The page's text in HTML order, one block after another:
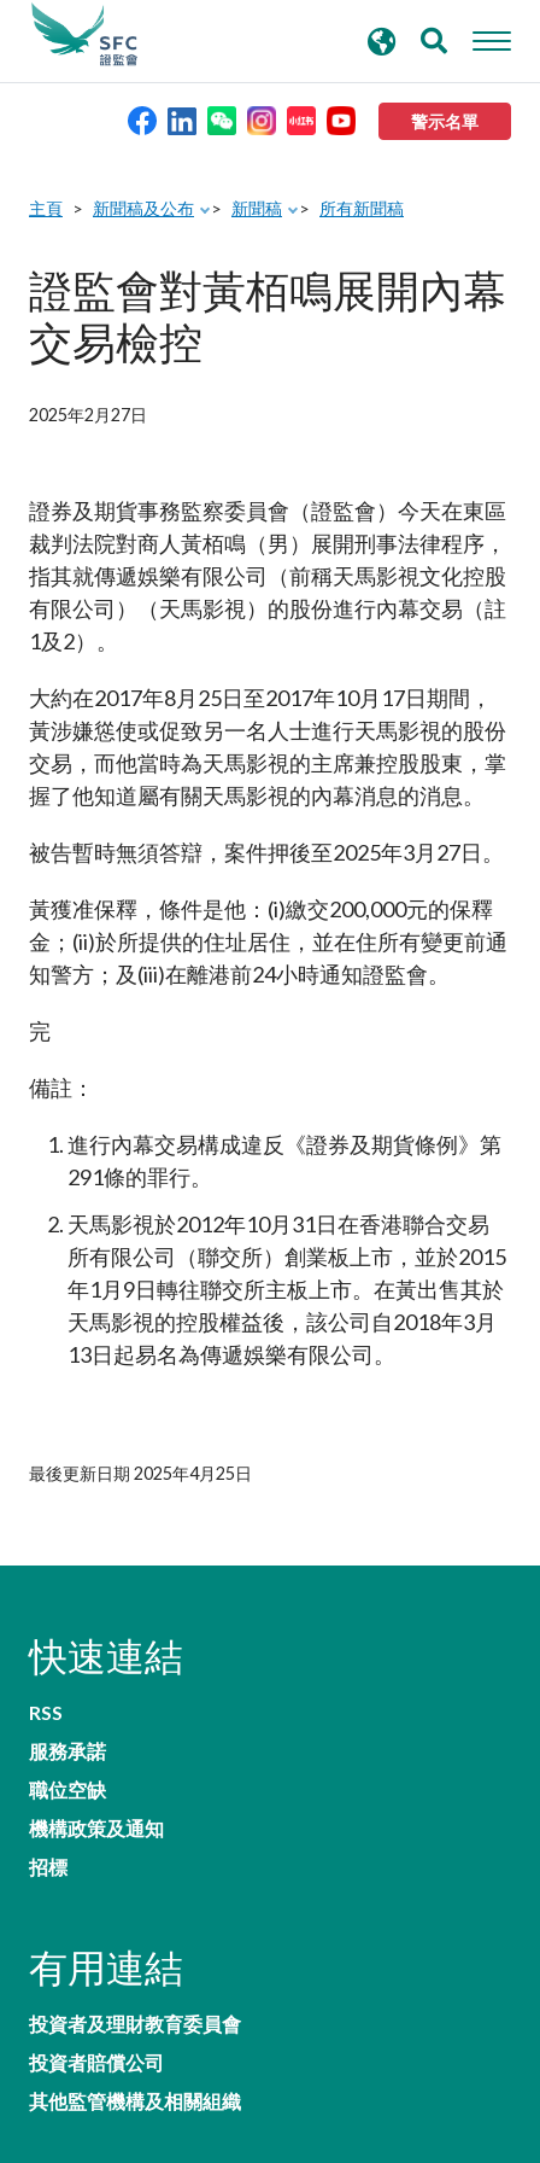
警示名單
本會簡介
監管職能
規則及標準
資料庫
加入本會
尋
主頁 新聞稿及公布 新聞稿 所有新聞稿
證監會對黃栢鳴展開內幕
交易檢控
2025年2月27日
證券及期貨事務監察委員會（證監會）今天在東區
裁判法院對商人黃栢鳴（男）展開刑事法律程序，
指其就傳遞娛樂有限公司（前稱天馬影視文化控股
有限公司）（天馬影視）的股份進行內幕交易（註
1及2）。
大約在2017年8月25日至2017年10月17日期間，
黃涉嫌慫使或促致另一名人士進行天馬影視的股份
交易，而他當時為天馬影視的主席兼控股股東，掌
握了他知道屬有關天馬影視的內幕消息的消息。
被告暫時無須答辯，案件押後至2025年3月27日。
黃獲准保釋，條件是他：(i)繳交200,000元的保釋
金；(ii)於所提供的住址居住，並在住所有變更前通
知警方；及(iii)在離港前24小時通知證監會。
完
備註：
進行內幕交易構成違反《證券及期貨條例》第
291條的罪行。
天馬影視於2012年10月31日在香港聯合交易
所有限公司（聯交所）創業板上市，並於2015
年1月9日轉往聯交所主板上市。在黃出售其於
天馬影視的控股權益後，該公司自2018年3月
13日起易名為傳遞娛樂有限公司。
最後更新日期 2025年4月25日
快速連結
RSS
服務承諾
職位空缺
機構政策及通知
招標
有用連結
投資者及理財教育委員會
投資者賠償公司
其他監管機構及相關組織